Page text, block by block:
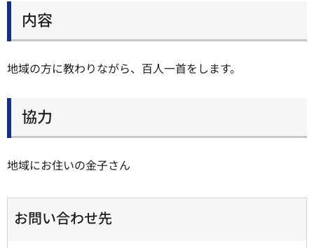
内容
地域の方に教わりながら、百人一首をします。
協力
地域にお住いの金子さん
お問い合わせ先